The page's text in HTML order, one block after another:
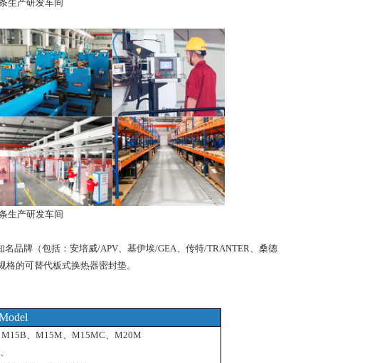
生产研发车间
生产研发车间
品牌（包括：安培威/APV、基伊埃/GEA、传特/TRANTER、桑德
格的可替代板式换热器密封垫。
M15B、 M15M、 M15MC、 M20M
、